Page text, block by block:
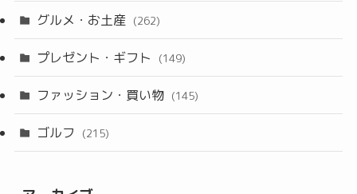
グルメ・お土産 (262)
プレゼント・ギフト (149)
ファッション・買い物 (145)
ゴルフ (215)